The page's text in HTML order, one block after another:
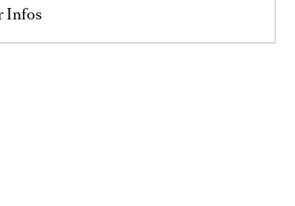
Infos